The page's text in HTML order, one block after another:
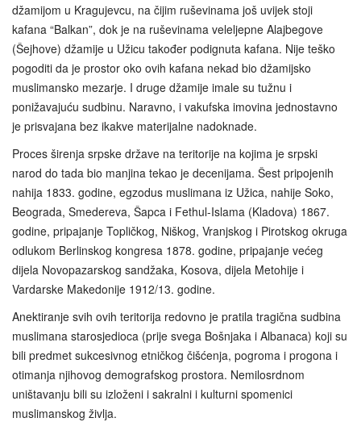
džamijom u Kragujevcu, na čijim ruševinama još uvijek stoji
kafana “Balkan”, dok je na ruševinama veleljepne Alajbegove
(Šejhove) džamije u Užicu također podignuta kafana. Nije teško
pogoditi da je prostor oko ovih kafana nekad bio džamijsko
muslimansko mezarje. I druge džamije imale su tužnu i
ponižavajuću sudbinu. Naravno, i vakufska imovina jednostavno
je prisvajana bez ikakve materijalne nadoknade.
Proces širenja srpske države na teritorije na kojima je srpski
narod do tada bio manjina tekao je decenijama. Šest pripojenih
nahija 1833. godine, egzodus muslimana iz Užica, nahije Soko,
Beograda, Smedereva, Šapca i Fethul-Islama (Kladova) 1867.
godine, pripajanje Topličkog, Niškog, Vranjskog i Pirotskog okruga
odlukom Berlinskog kongresa 1878. godine, pripajanje većeg
dijela Novopazarskog sandžaka, Kosova, dijela Metohije i
Vardarske Makedonije 1912/13. godine.
Anektiranje svih ovih teritorija redovno je pratila tragična sudbina
muslimana starosjedioca (prije svega Bošnjaka i Albanaca) koji su
bili predmet sukcesivnog etničkog čišćenja, pogroma i progona i
otimanja njihovog demografskog prostora. Nemilosrdnom
uništavanju bili su izloženi i sakralni i kulturni spomenici
muslimanskog življa.